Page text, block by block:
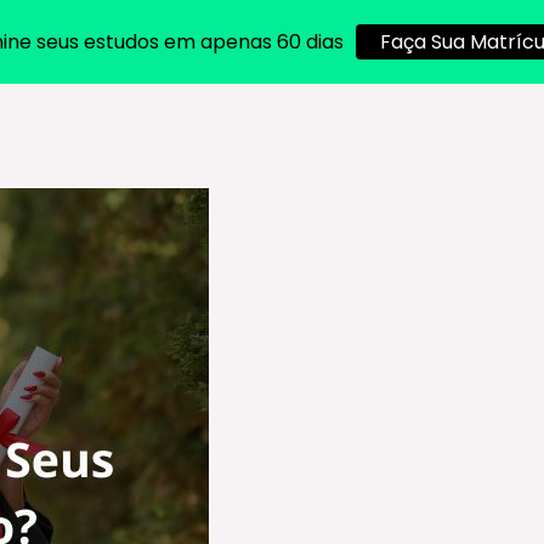
seus estudos em apenas 60 dias Faça Sua